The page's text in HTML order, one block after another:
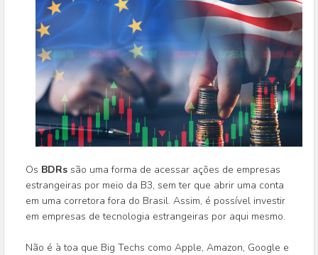
INFOGRÁFICOS
PODCAST
Os BDRs são uma forma de acessar ações de empresas
estrangeiras por meio da B3, sem ter que abrir uma conta
em uma corretora fora do Brasil. Assim, é possível investir
em empresas de tecnologia estrangeiras por aqui mesmo.
Não é à toa que Big Techs como Apple, Amazon, Google e